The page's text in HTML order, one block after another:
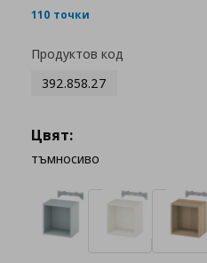
110 точки
Продуктов код
392.858.27
Цвят:
тъмносиво